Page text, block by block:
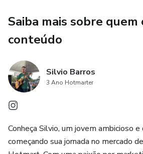
Saiba mais sobre quem
conteúdo
Silvio Barros
3 Ano Hotmarter
Conheça Silvio, um jovem ambicioso
começando sua jornada no mercado